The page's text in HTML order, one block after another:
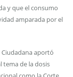
y que el consumo
amparada por el
Ciudadana aportó
tema de la dosis